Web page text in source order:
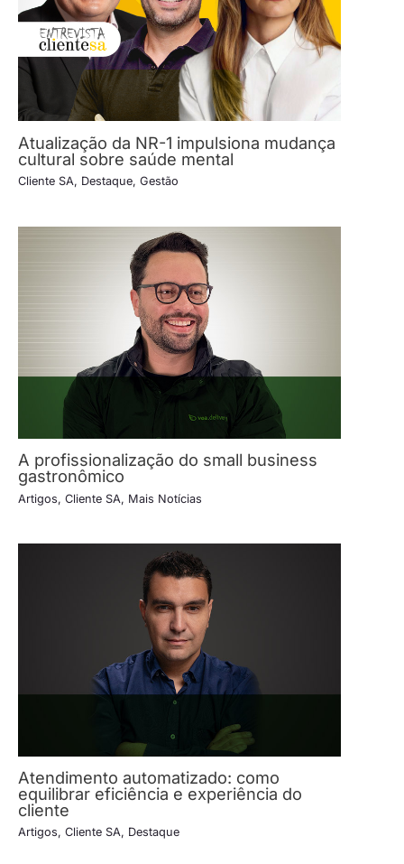
Atualização da NR-1 impulsiona mudança
cultural sobre saúde mental
Cliente SA, Destaque, Gestão
A profissionalização do small business
gastronômico
Artigos, Cliente SA, Mais Notícias
Atendimento automatizado: como
equilibrar eficiência e experiência do
cliente
Artigos, Cliente SA, Destaque